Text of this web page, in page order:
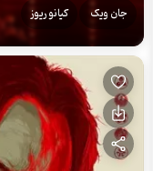
جان ویک کیانو ریوز